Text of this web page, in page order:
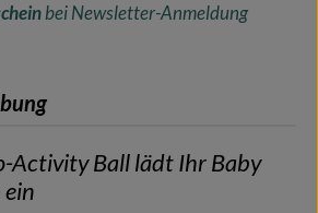
bei Newsletter-Anmeldung
Activity Ball lädt Ihr Baby